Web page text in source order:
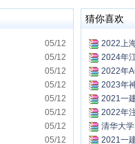
05/12
05/12
05/12
05/12
05/12
05/12
05/12
05/12
猜你喜欢
2022上
2024年
2022年
2023年
2021一
2022年
清华大
2021一